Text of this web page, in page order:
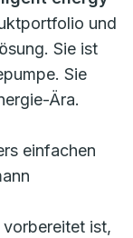
und
Sie ist
Sie
Ära.
einfachen
ist,